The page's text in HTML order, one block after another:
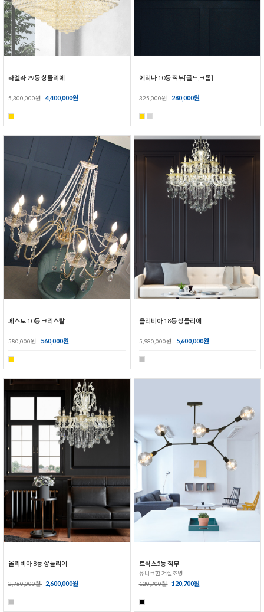
라멜라 29등 샹들리에
5,300,000원 4,400,000원
에리나 10등 직부[골드,크롬]
325,000원 280,000원
페스토 10등 크리스탈
580,000원 560,000원
올리비아 18등 샹들리에
5,980,000원 5,600,000원
올리비아 8등 샹들리에
2,760,000원 2,600,000원
트윅스5등 직부
유니크한 거실조명
120,700원 120,700원